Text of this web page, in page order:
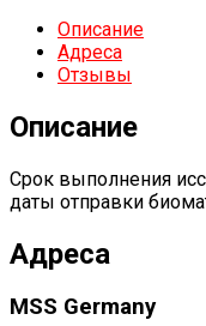
Описание
Адреса
Отзывы
Описание
Срок выполнения
даты отправки
Адреса
MSS Germany